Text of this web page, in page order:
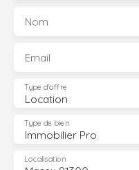
Nom
Email
Location
Type d'offre
Immobilier Pro
Type de bien
Localisation